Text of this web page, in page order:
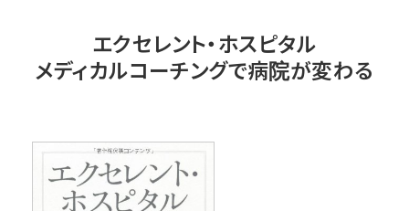
エクセレント・ホスピタル
メディカルコーチングで病院が変わる